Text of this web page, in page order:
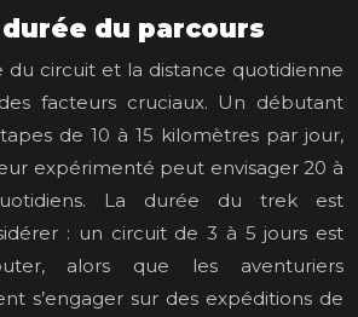
du parcours
du circuit et la distance quotidienne
facteurs cruciaux. Un débutant
de 10 à 15 kilomètres par jour,
expérimenté peut envisager 20 à
La durée du trek est
: un circuit de 3 à 5 jours est
alors que les aventuriers
s’engager sur des expéditions de